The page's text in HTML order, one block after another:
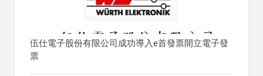
伍仕電子股份有限公司成功導入e首發票開立電子發
票